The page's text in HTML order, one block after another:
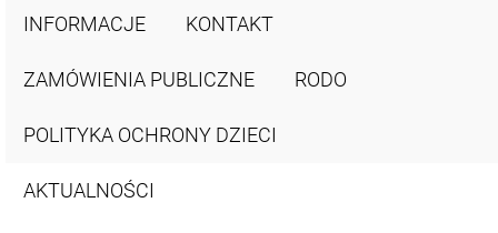
INFORMACJE KONTAKT
ZAMÓWIENIA PUBLICZNE RODO
POLITYKA OCHRONY DZIECI
AKTUALNOŚCI